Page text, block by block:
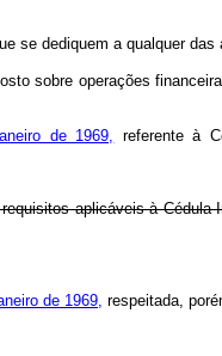
se dediquem a qualquer
sobre operações
de 1969, referente à
aplicáveis à Cédula
de 1969, respeitada,